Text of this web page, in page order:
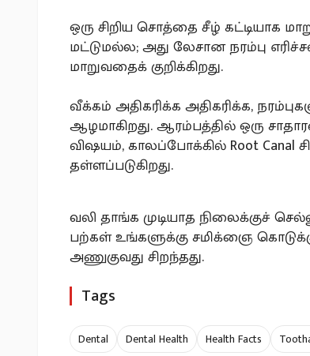
ஒரு சிறிய சொத்தை சீழ் கட்டியாக
மட்டுமல்ல; அது லேசான நரம்பு
மாறுவதைக் குறிக்கிறது.
வீக்கம் அதிகரிக்க அதிகரிக்க,
ஆழமாகிறது. ஆரம்பத்தில் ஒரு
விஷயம், காலப்போக்கில் Root Canal
தள்ளப்படுகிறது.
வலி தாங்க முடியாத நிலைக்குச்
பற்கள் உங்களுக்கு சமிக்ஞை
அணுகுவது சிறந்தது.
Tags
Dental Dental Health Health Facts